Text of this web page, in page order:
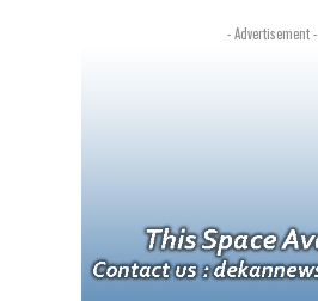
- Advertisement -